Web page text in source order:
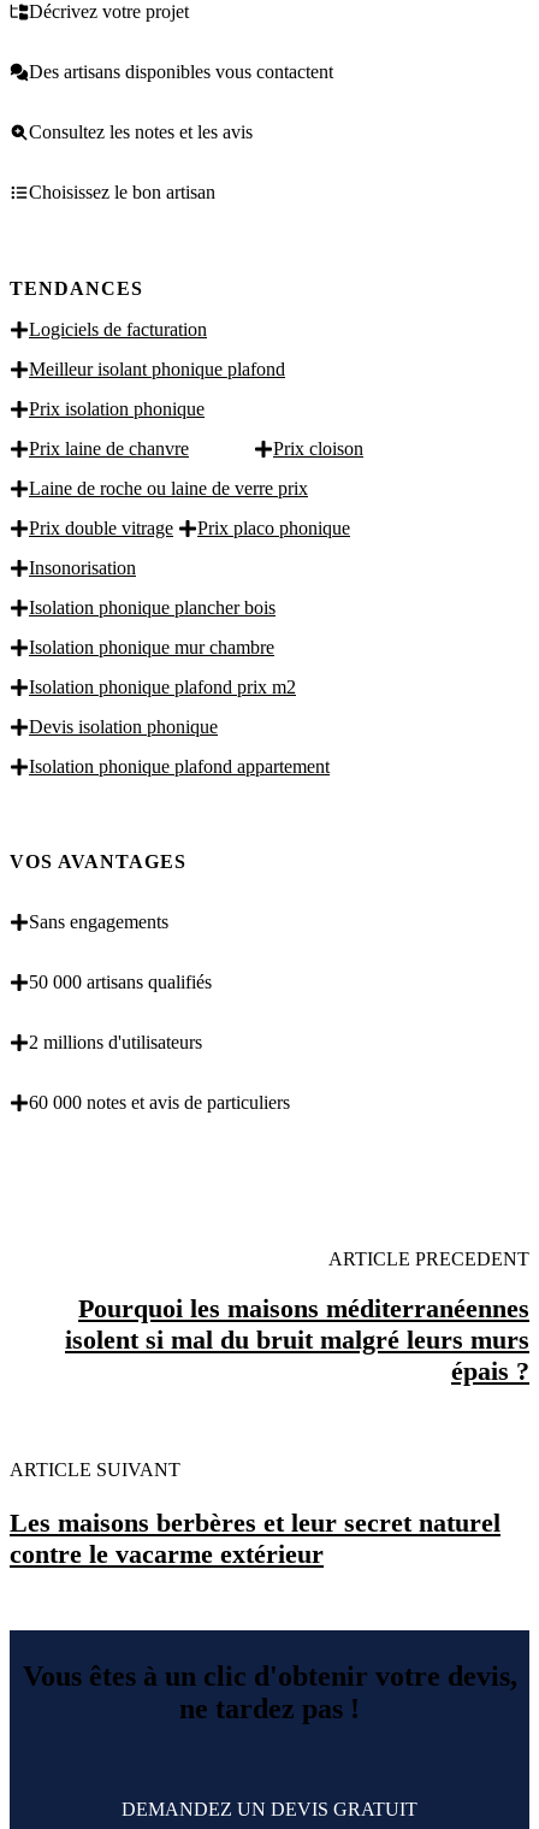
Décrivez votre projet
Des artisans disponibles vous contactent
Consultez les notes et les avis
Choisissez le bon artisan
TENDANCES
Logiciels de facturation
Meilleur isolant phonique plafond
Prix isolation phonique
Prix laine de chanvre
Prix cloison
Laine de roche ou laine de verre prix
Prix double vitrage
Prix placo phonique
Insonorisation
Isolation phonique plancher bois
Isolation phonique mur chambre
Isolation phonique plafond prix m2
Devis isolation phonique
Isolation phonique plafond appartement
VOS AVANTAGES
Sans engagements
50 000 artisans qualifiés
2 millions d'utilisateurs
60 000 notes et avis de particuliers
ARTICLE PRECEDENT
Pourquoi les maisons méditerranéennes
isolent si mal du bruit malgré leurs murs
épais ?
ARTICLE SUIVANT
Les maisons berbères et leur secret naturel
contre le vacarme extérieur
Vous êtes à un clic d'obtenir votre devis,
ne tardez pas !
DEMANDEZ UN DEVIS GRATUIT